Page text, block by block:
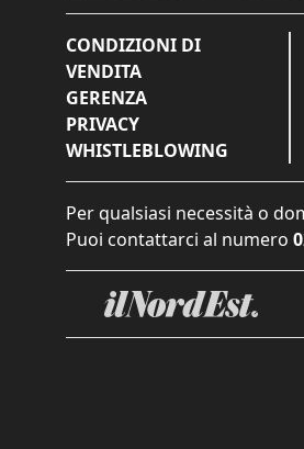
CONDIZIONI DI
VENDITA
GERENZA
PRIVACY
WHISTLEBLOWING
Per qualsiasi necessità o
Puoi contattarci al numero